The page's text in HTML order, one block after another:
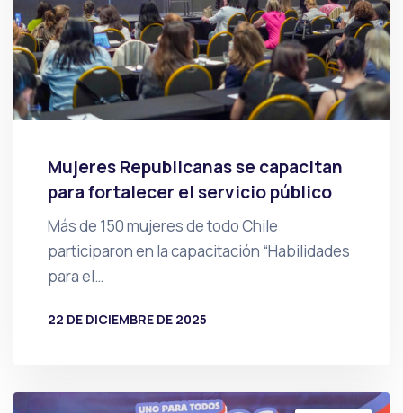
Mujeres Republicanas se capacitan
para fortalecer el servicio público
Más de 150 mujeres de todo Chile
participaron en la capacitación “Habilidades
para el…
22 DE DICIEMBRE DE 2025